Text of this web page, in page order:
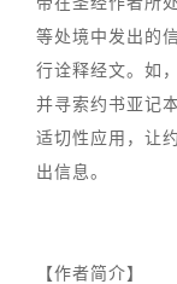
等处境中发出的
行诠释经文。如
并寻索约书亚记
适切性应用，让
出信息。
【作者简介】